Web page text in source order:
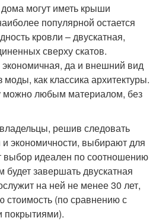
могут иметь крыши
популярной остается
кровли – двускатная,
сверху скатов.
да и внешний вид
моды, как классика архитектуры.
можно любым материалом, без
решив следовать
экономичности, выбирают для
выбор идеален по соотношению
будет завершать двускатная
на ней не менее 30 лет,
стоимость (по сравнению с
покрытиями).